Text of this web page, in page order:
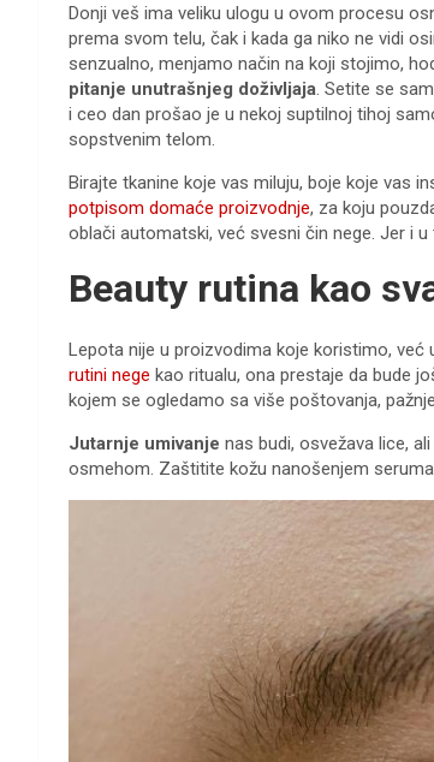
Donji veš ima veliku ulogu u ovom procesu
prema svom telu, čak i kada ga niko ne vidi
senzualno, menjamo način na koji stojimo,
pitanje unutrašnjeg doživljaja. Setite se
i ceo dan prošao je u nekoj suptilnoj tihoj
sopstvenim telom.
Birajte tkanine koje vas miluju, boje koje vas
potpisom domaće proizvodnje, za koju
oblači automatski, već svesni čin nege. Jer i
Beauty rutina kao
Lepota nije u proizvodima koje koristimo,
rutini nege kao ritualu, ona prestaje da bude
kojem se ogledamo sa više poštovanja,
Jutarnje umivanje nas budi, osvežava lice,
osmehom. Zaštitite kožu nanošenjem